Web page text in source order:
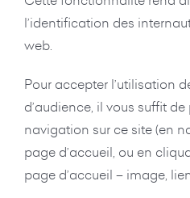
l’identification des
web.
Pour accepter l’utilisation
d’audience, il vous suffit
navigation sur ce site (en
page d’accueil, ou en
page d’accueil – image,